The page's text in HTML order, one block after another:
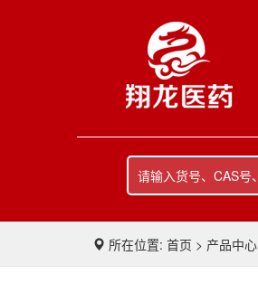
所在位置: 首页 > 产品中心